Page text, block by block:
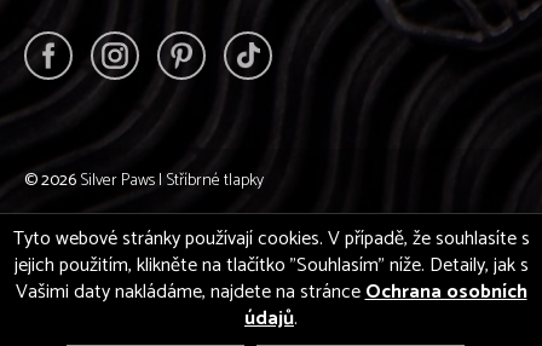
© 2026Silver Paws | Stříbrné tlapky
Tyto webové stránky používají cookies. V případě, že souhlasíte s
jejich použitím, klikněte na tlačítko "Souhlasím" níže. Detaily, jak s
Vašimi daty nakládáme, najdete na stránceOchrana osobních
údajů.